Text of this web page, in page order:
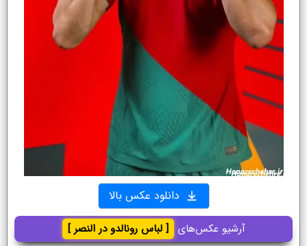
دانلود عکس بالا
آرشیو عکس‌های [ لباس رونالدو در النصر ]